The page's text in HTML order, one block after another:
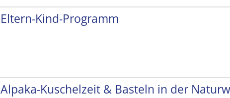
Eltern-Kind-Programm
Alpaka-Kuschelzeit & Basteln in der